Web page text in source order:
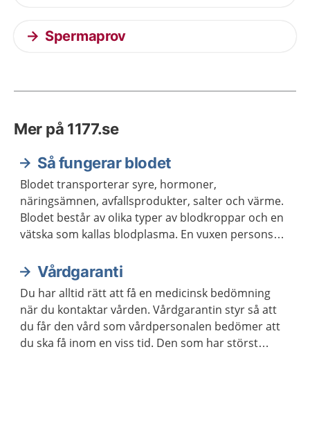
Spermaprov
Mer på 1177.se
Så fungerar blodet
Blodet transporterar syre, hormoner,
näringsämnen, avfallsprodukter, salter och värme.
Blodet består av olika typer av blodkroppar och en
vätska som kallas blodplasma. En vuxen persons
Vårdgaranti
Du har alltid rätt att få en medicinsk bedömning
när du kontaktar vården. Vårdgarantin styr så att
du får den vård som vårdpersonalen bedömer att
du ska få inom en viss tid. Den som har störst